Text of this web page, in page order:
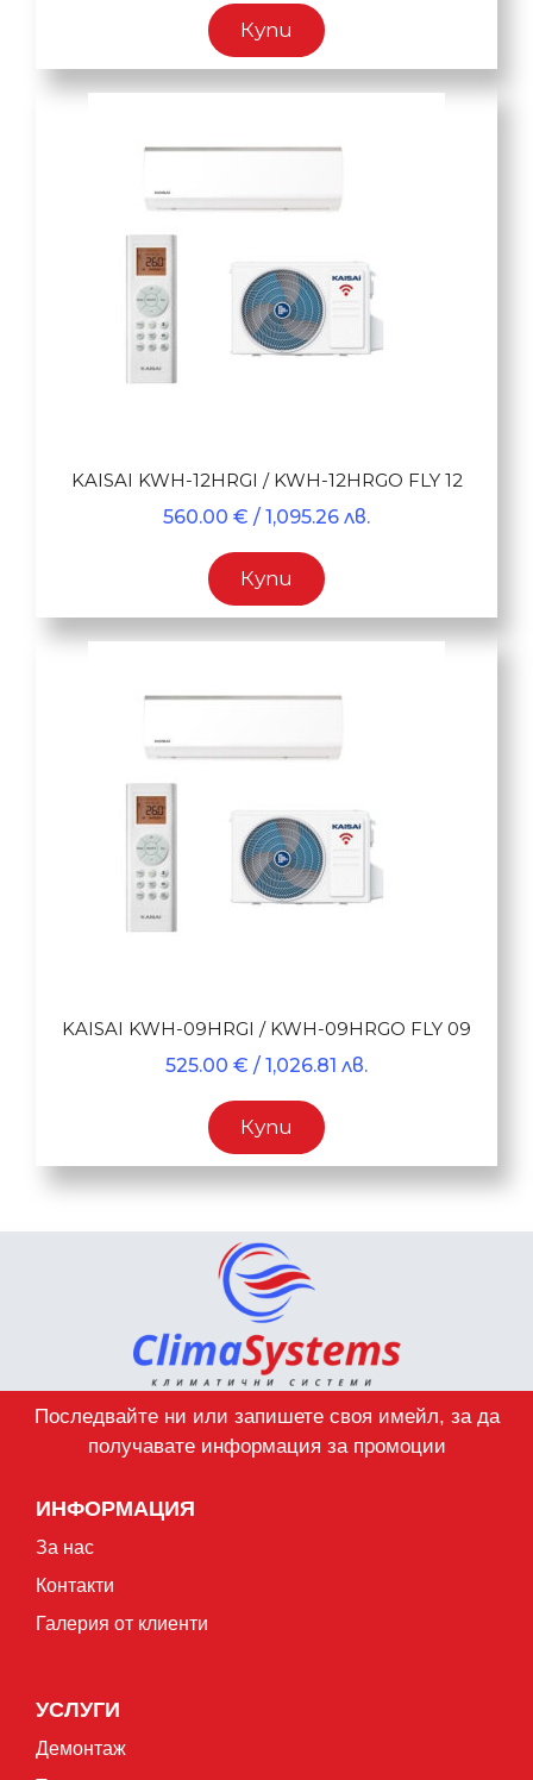
Купи
KAISAI KWH-12HRGI / KWH-12HRGO FLY 12
560.00 € / 1,095.26 лв.
Купи
KAISAI KWH-09HRGI / KWH-09HRGO FLY 09
525.00 € / 1,026.81 лв.
Купи
Последвайте ни или запишете своя имейл, за да
получавате информация за промоции
ИНФОРМАЦИЯ
За нас
Контакти
Галерия от клиенти
УСЛУГИ
Демонтаж